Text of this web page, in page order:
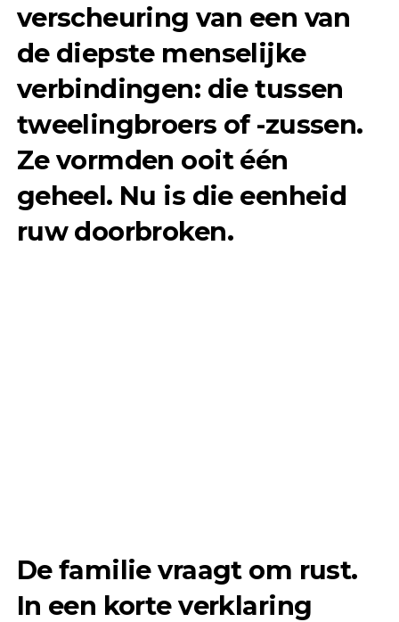
verscheuring van een van
de diepste menselijke
verbindingen: die tussen
tweelingbroers of -zussen.
Ze vormden ooit één
geheel. Nu is die eenheid
ruw doorbroken.
De familie vraagt om rust.
In een korte verklaring